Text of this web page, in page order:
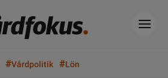
#Vårdpolitik #Lön